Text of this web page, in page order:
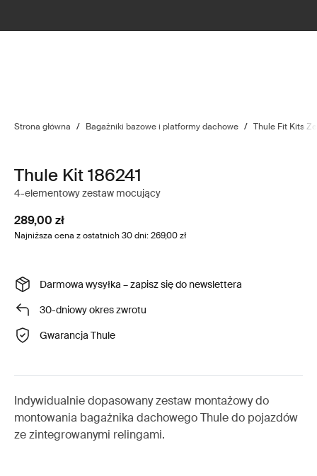
Strona główna / Bagażniki bazowe i platformy dachowe / Thule Fit Kits
Thule Kit 186241
4-elementowy zestaw mocujący
289,00 zł
Najniższa cena z ostatnich 30 dni: 269,00 zł
Darmowa wysyłka – zapisz się do newslettera
30-dniowy okres zwrotu
Gwarancja Thule
Indywidualnie dopasowany zestaw montażowy do
montowania bagażnika dachowego Thule do pojazdów
ze zintegrowanymi relingami.